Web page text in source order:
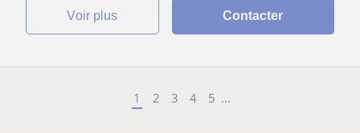
voir plus Contacter
1 2 3 4 5 ...